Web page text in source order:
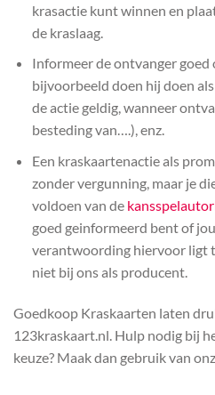
krasactie kunt winnen en
de kraslaag.
Informeer de ontvanger goed
bijvoorbeeld doen hij doen
de actie geldig, wanneer
besteding van….), enz.
Een kraskaartenactie als
zonder vergunning, maar je
voldoen van de
goed geinformeerd bent of
verantwoording hiervoor ligt
niet bij ons als producent.
Goedkoop Kraskaarten laten
123kraskaart.nl. Hulp nodig bij
keuze? Maak dan gebruik van